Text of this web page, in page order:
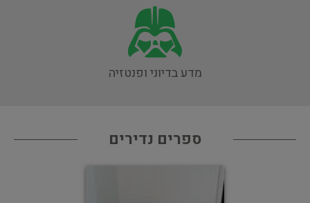
מדע בדיוני ופנטזיה
ספרים נדירים